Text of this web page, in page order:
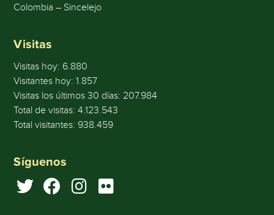
Colombia – Sincelejo
Visitas
Visitas hoy: 6.880
Visitantes hoy:1.857
Visitas los últimos 30 días: 207.984
Total de visitas:4.123.543
Total visitantes: 938.459
Síguenos